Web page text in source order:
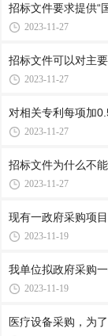
招标文件要求提供“
2023-11-27
招标文件可以对主
2023-11-27
对相关专利每项加
2023-11-27
招标文件为什么不
2023-11-27
现有一政府采购项
2023-11-19
我单位拟政府采购
2023-11-19
医疗设备采购，为